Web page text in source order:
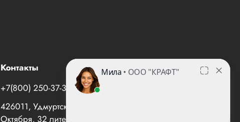
Контакты
+7(800) 250-37-35
office@все-вентиляторы.рф
426011, Удмуртская Республика, г. Ижевск, ул. 10 лет
Октября, 32 литер "И", офис 10